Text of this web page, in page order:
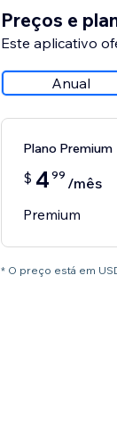
Preços e
Este aplicativo
Anual
Plano Premium
$ 4 99 /mês
Premium
* O preço está em